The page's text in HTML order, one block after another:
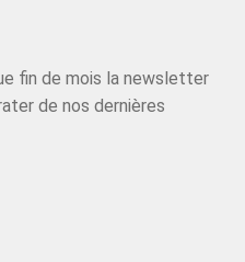
fin de mois la newsletter
de nos dernières